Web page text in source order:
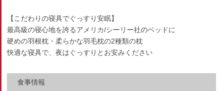
【こだわりの寝具でぐっすり安眠】
最高級の寝心地を誇るアメリカ/シーリー社のベッドに
硬めの羽根枕・柔らかな羽毛枕の2種類の枕
快適な寝具で、夜はぐっすりとお安みください
食事情報